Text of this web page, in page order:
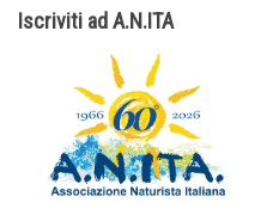
Iscriviti ad A.N.ITA